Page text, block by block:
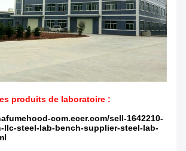
produits de laboratoire :
com.ecer.com/sell-1642210-
llc-steel-lab-bench-supplier-steel-lab-